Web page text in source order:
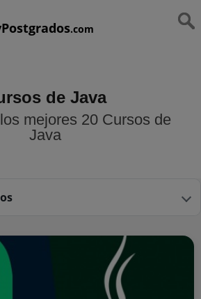
.com
de Java
mejores 20 Cursos de
Java